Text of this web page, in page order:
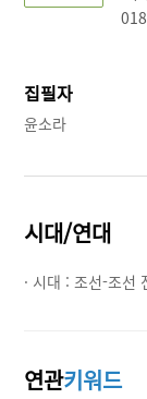
집필자
윤소라
시대/연대
· 시대 : 조선-조선
연관키워드